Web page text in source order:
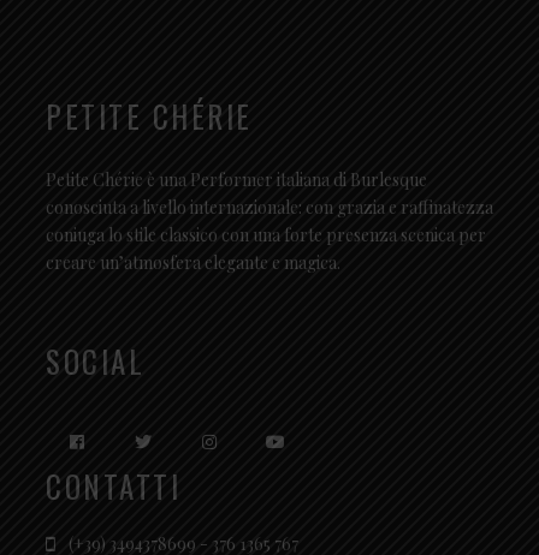
PETITE CHÉRIE
Petite Chérie è una Performer italiana di Burlesque
conosciuta a livello internazionale: con grazia e raffinatezza
coniuga lo stile classico con una forte presenza scenica per
creare un’atmosfera elegante e magica.
SOCIAL
CONTATTI
(+39) 3494378699 - 376 1365 767